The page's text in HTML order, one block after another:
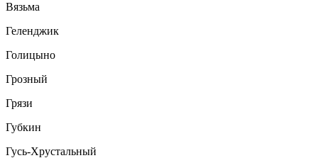
Вязьма
Геленджик
Голицыно
Грозный
Грязи
Губкин
Гусь-Хрустальный